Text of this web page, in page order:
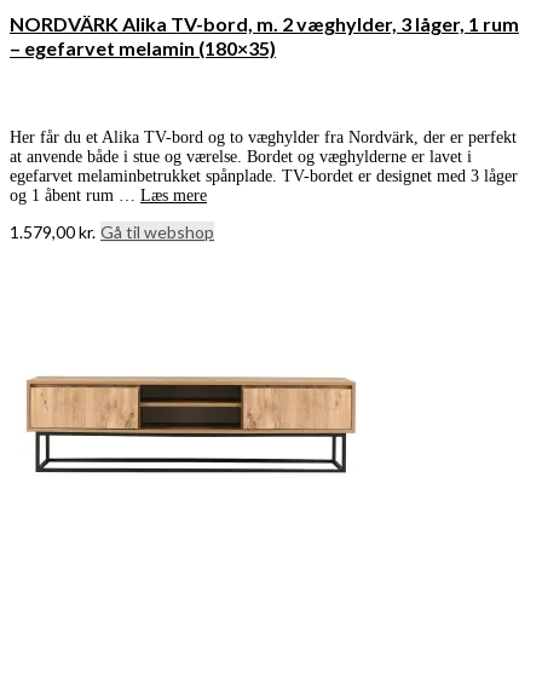
NORDVÄRK Alika TV-bord, m. 2 væghylder, 3 låger, 1 rum
– egefarvet melamin (180×35)
Her får du et Alika TV-bord og to væghylder fra Nordvärk, der er perfekt
at anvende både i stue og værelse. Bordet og væghylderne er lavet i
egefarvet melaminbetrukket spånplade. TV-bordet er designet med 3 låger
og 1 åbent rum … Læs mere
1.579,00kr. Gå til webshop